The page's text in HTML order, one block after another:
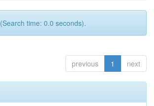
time: 0.0 seconds).
previous 1 next